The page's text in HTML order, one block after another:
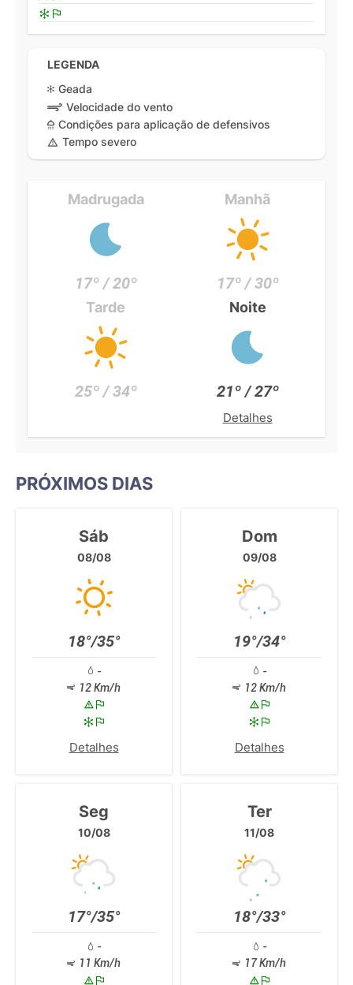
LEGENDA
Geada
Velocidade do vento
Condições para aplicação de defensivos
Tempo severo
Madrugada
17º / 20º
Manhã
17º / 30º
Tarde
25º / 34º
Noite
21º / 27º
Detalhes
PRÓXIMOS DIAS
Sáb
08/08
18°/35°
-
12 Km/h
Detalhes
Dom
09/08
19°/34°
-
12 Km/h
Detalhes
Seg
10/08
17°/35°
-
11 Km/h
Ter
11/08
18°/33°
-
17 Km/h